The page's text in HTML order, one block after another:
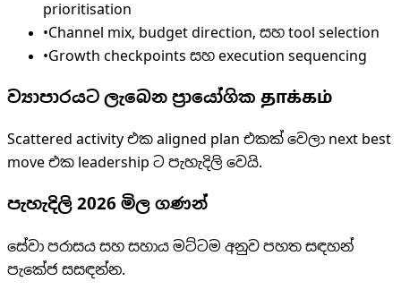
prioritisation
•Channel mix, budget direction, සහ tool selection
•Growth checkpoints සහ execution sequencing
ව්‍යාපාරයට ලැබෙන ප්‍රායෝගික தாக்கம்
Scattered activity එක aligned plan එකක් වෙලා next best
move එක leadership ට පැහැදිලි වෙයි.
පැහැදිලි 2026 මිල ගණන්
සේවා පරාසය සහ සහාය මට්ටම අනුව පහත සඳහන්
පැකේජ සසඳන්න.